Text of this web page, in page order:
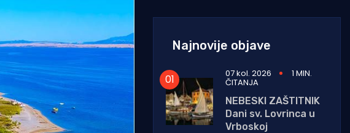
Najnovije objave
07 kol. 2026 1 MIN.
ČITANJA
NEBESKI ZAŠTITNIK
Dani sv. Lovrinca u
Vrboskoj